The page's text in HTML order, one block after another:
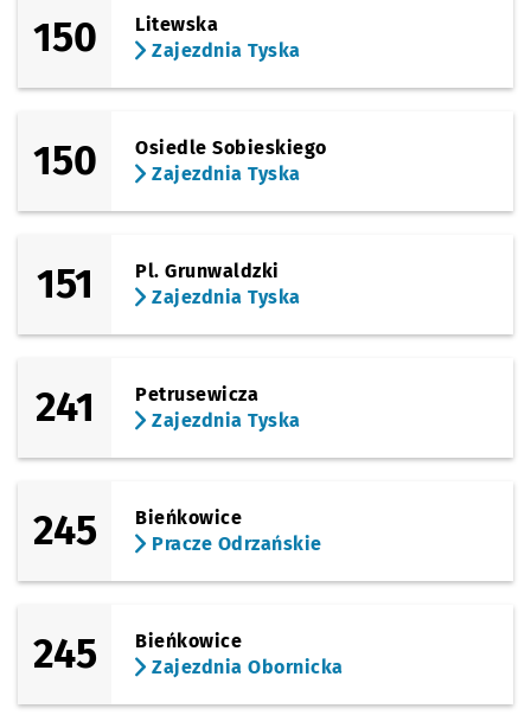
150
Litewska
Zajezdnia Tyska
150
Osiedle Sobieskiego
Zajezdnia Tyska
151
Pl. Grunwaldzki
Zajezdnia Tyska
241
Petrusewicza
Zajezdnia Tyska
245
Bieńkowice
Pracze Odrzańskie
245
Bieńkowice
Zajezdnia Obornicka